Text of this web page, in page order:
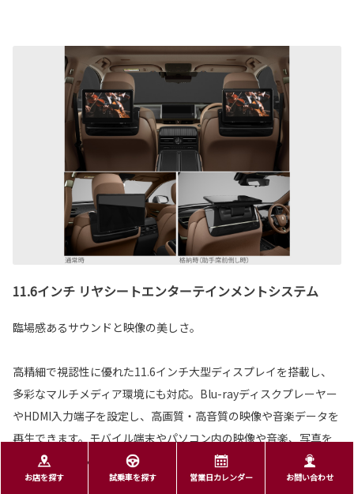
11.6インチ リヤシートエンターテインメントシステム
臨場感あるサウンドと映像の美しさ。
高精細で視認性に優れた11.6インチ大型ディスプレイを搭載し、
多彩なマルチメディア環境にも対応。Blu-rayディスクプレーヤー
やHDMI入力端子を設定し、高画質・高音質の映像や音楽データを
再生できます。モバイル端末やパソコン内の映像や音楽、写真を
表示・再生することも可能です。
お店を探す 試乗車を探す 営業日カレンダー お問い合わせ